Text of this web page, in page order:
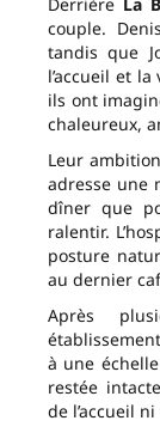
couple.
tandis que
l’accueil et
ils ont
chaleureux,
Leur
adresse une
dîner que
ralentir.
posture
au dernier
Après
à une
restée
de l’accueil